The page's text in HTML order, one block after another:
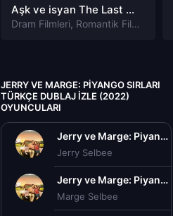
Aşk ve isyan The Last Parasido izle
Dram Filmleri, Romantik Filmleri
JERRY VE MARGE: PIYANGO SIRLARI
TÜRKÇE DUBLAJ IZLE (2022)
OYUNCULARI
Jerry ve Marge: Piyango Sırları Türkçe Dublaj izle (2022)
Jerry Selbee
Jerry ve Marge: Piyango Sırları Türkçe Dublaj izle (2022)
Marge Selbee